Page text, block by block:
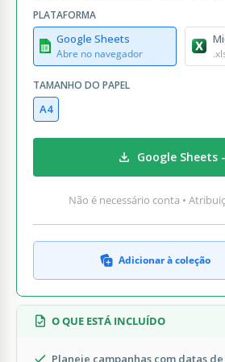
PLATAFORMA
Google Sheets
Abre no navegador
TAMANHO DO PAPEL
A4
Google Sheets
Não é necessário conta •
Adicionar à coleção
O QUE ESTÁ INCLUÍDO
Planeje campanhas com datas